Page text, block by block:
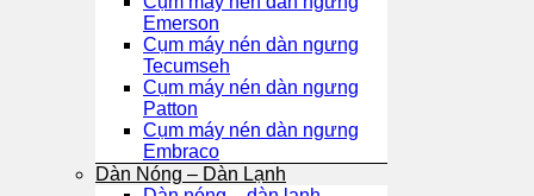
Emerson
Cụm máy nén dàn ngưng
Tecumseh
Cụm máy nén dàn ngưng
Patton
Cụm máy nén dàn ngưng
Embraco
Dàn Nóng – Dàn Lạnh